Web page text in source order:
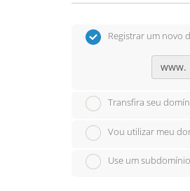
Registrar um novo
www.
Transfira seu
Vou utilizar meu
Use um